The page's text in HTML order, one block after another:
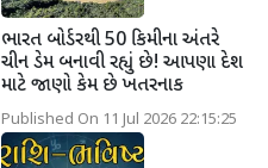
ભારત બોર્ડરથી 50 કિમીના અંતરે
ચીન ડેમ બનાવી રહ્યું છે! આપણા દેશ
માટે જાણો કેમ છે ખતરનાક
Published On 11 Jul 2026 22:15:25